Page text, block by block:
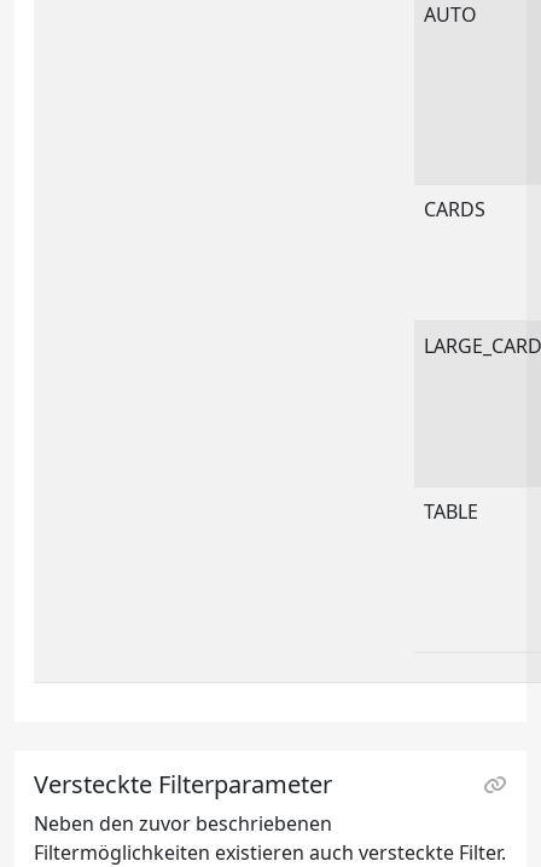
AUTO
CARDS
TABLE
Versteckte Filterparameter
Neben den zuvor beschriebenen
Filtermöglichkeiten existieren auch versteckte Filter.